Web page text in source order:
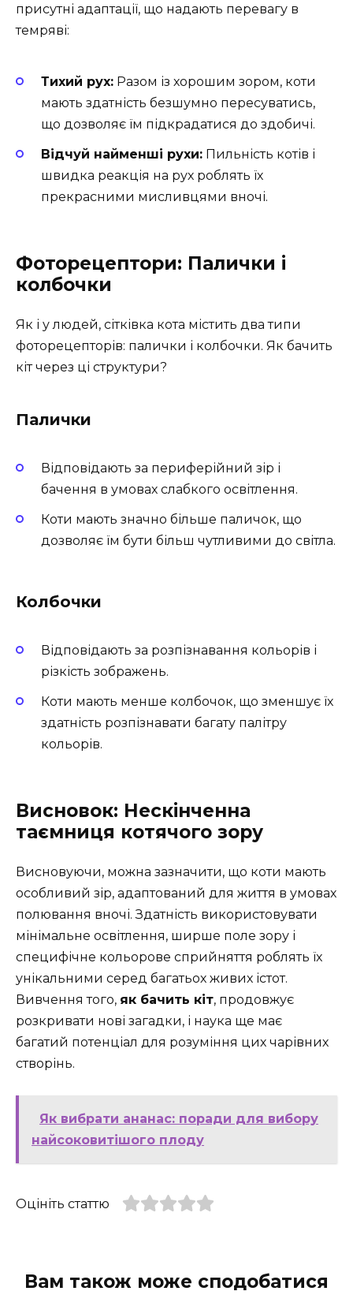
присутні адаптації, що надають перевагу в
темряві:
Тихий рух: Разом із хорошим зором, коти
мають здатність безшумно пересуватись,
що дозволяє їм підкрадатися до здобичі.
Відчуй найменші рухи: Пильність котів і
швидка реакція на рух роблять їх
прекрасними мисливцями вночі.
Фоторецептори: Палички і
колбочки
Як і у людей, сітківка кота містить два типи
фоторецепторів: палички і колбочки. Як бачить
кіт через ці структури?
Палички
Відповідають за периферійний зір і
бачення в умовах слабкого освітлення.
Коти мають значно більше паличок, що
дозволяє їм бути більш чутливими до світла.
Колбочки
Відповідають за розпізнавання кольорів і
різкість зображень.
Коти мають менше колбочок, що зменшує їх
здатність розпізнавати багату палітру
кольорів.
Висновок: Нескінченна
таємниця котячого зору
Висновуючи, можна зазначити, що коти мають
особливий зір, адаптований для життя в умовах
полювання вночі. Здатність використовувати
мінімальне освітлення, ширше поле зору і
специфічне кольорове сприйняття роблять їх
унікальними серед багатьох живих істот.
Вивчення того, як бачить кіт, продовжує
розкривати нові загадки, і наука ще має
багатий потенціал для розуміння цих чарівних
створінь.
Як вибрати ананас: поради для вибору
найсоковитішого плоду
Оцініть статтю
Вам також може сподобатися